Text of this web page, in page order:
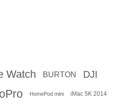
Watch BURTON
DJI
HomePod mini iMac 5K 2014